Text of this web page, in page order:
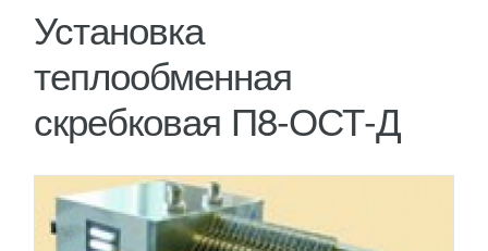
теплообменная скребковая П8-ОСТ-Д
Установка
теплообменная
скребковая П8-ОСТ-Д